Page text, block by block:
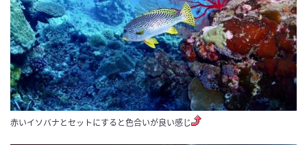
赤いイソバナとセットにすると色合いが良い感じ